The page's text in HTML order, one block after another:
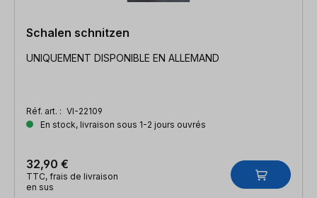
Schalen schnitzen
UNIQUEMENT DISPONIBLE EN ALLEMAND
Réf. art. : VI-22109
En stock, livraison sous 1-2 jours ouvrés
32,90 €
TTC, frais de livraison
en sus